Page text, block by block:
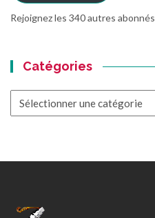
Rejoignez les 340 autres abonnés
Catégories